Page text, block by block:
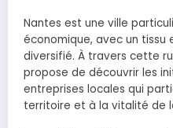
Nantes est une ville
économique, avec un tissu
diversifié. À travers cette
propose de découvrir les
entreprises locales qui
territoire et à la vitalité de